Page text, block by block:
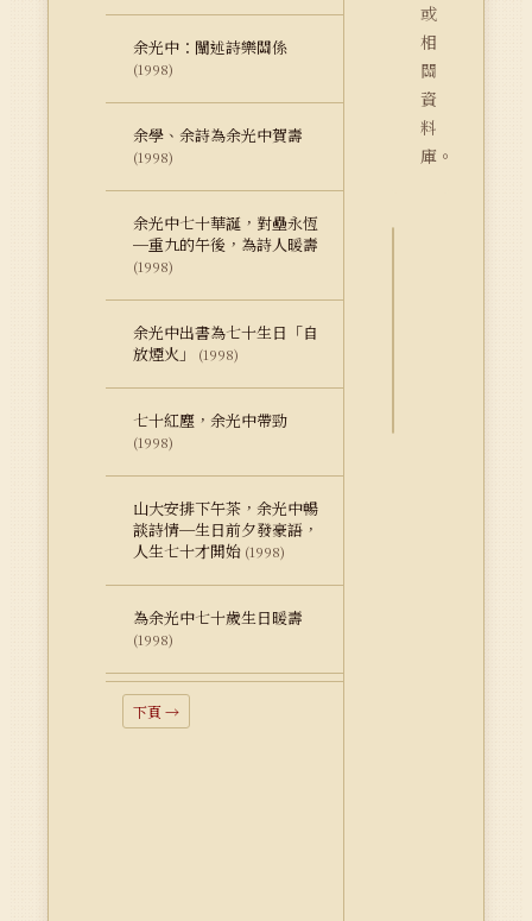
余光中：闡述詩樂關係
(1998)
余學、余詩為余光中賀壽
(1998)
余光中七十華誕，對壘永恆
─重九的午後，為詩人暖壽
(1998)
余光中出書為七十生日「自
放煙火」
(1998)
七十紅塵，余光中帶勁
(1998)
山大安排下午茶，余光中暢
談詩情─生日前夕發豪語，
人生七十才開始 (1998)
為余光中七十歲生日暖壽
(1998)
下頁 →
或
相
關
資
料
庫。